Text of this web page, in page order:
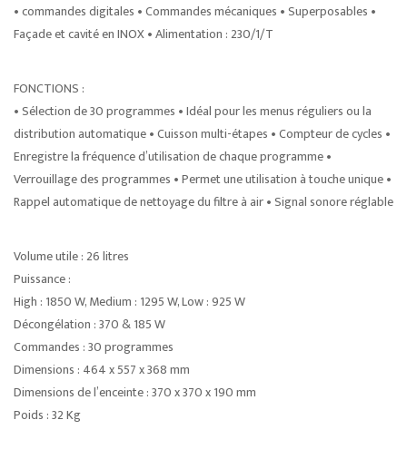
• commandes digitales • Commandes mécaniques • Superposables •
Façade et cavité en INOX • Alimentation : 230/1/T
FONCTIONS :
• Sélection de 30 programmes • Idéal pour les menus réguliers ou la
distribution automatique • Cuisson multi-étapes • Compteur de cycles •
Enregistre la fréquence d’utilisation de chaque programme •
Verrouillage des programmes • Permet une utilisation à touche unique •
Rappel automatique de nettoyage du filtre à air • Signal sonore réglable
Volume utile : 26 litres
Puissance :
High : 1850 W, Medium : 1295 W, Low : 925 W
Décongélation : 370 & 185 W
Commandes : 30 programmes
Dimensions : 464 x 557 x 368 mm
Dimensions de l’enceinte : 370 x 370 x 190 mm
Poids : 32 Kg